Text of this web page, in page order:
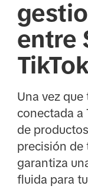
entre
Una vez
conectada a
de
precisión de
garantiza
fluida para